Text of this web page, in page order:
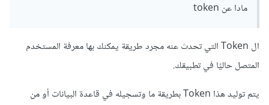
مادا عن token
ال Token التي تحدث عنه مجرد طريقة يمكنك بها معرفة المستخدم
المتصل حاليًا في تطبيقك.
يتم توليد هذا Token بطريقة ما وتسجيله في قاعدة البيانات أو من